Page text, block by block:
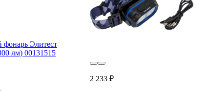
Элитест
лм) 00131515
2 233 ₽